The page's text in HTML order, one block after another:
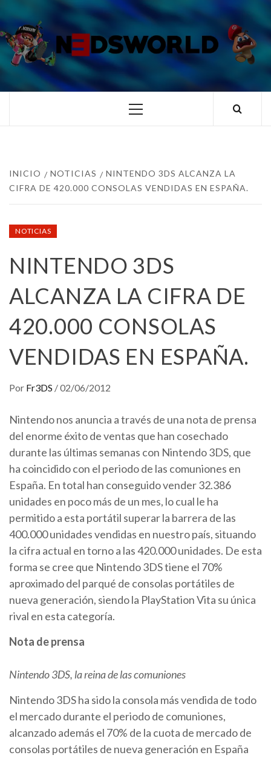
al
contenido
TUS ESPECIALISTAS EN NINTENDO
Menú
INICIO NOTICIAS
NINTENDO 3DS ALCANZA LA
CIFRA DE 420.000 CONSOLAS VENDIDAS EN ESPAÑA.
NOTICIAS
NINTENDO 3DS
ALCANZA LA CIFRA DE
420.000 CONSOLAS
VENDIDAS EN ESPAÑA.
Por Fr3DS /02/06/2012
Nintendo nos anuncia a través de una nota de prensa
del enorme éxito de ventas que han cosechado
durante las últimas semanas con Nintendo 3DS, que
ha coincidido con el periodo de las comuniones en
España. En total han conseguido vender 32.386
unidades en poco más de un mes, lo cual le ha
permitido a esta portátil superar la barrera de las
400.000 unidades vendidas en nuestro país, situando
la cifra actual en torno a las 420.000 unidades. De esta
forma se cree que Nintendo 3DS tiene el 70%
aproximado del parqué de consolas portátiles de
nueva generación, siendo la PlayStation Vita su única
rival en esta categoría.
Nota de prensa
Nintendo 3DS, la reina de las comuniones
Nintendo 3DS ha sido la consola más vendida de todo
el mercado durante el periodo de comuniones,
alcanzado además el 70% de la cuota de mercado de
consolas portátiles de nueva generación en España